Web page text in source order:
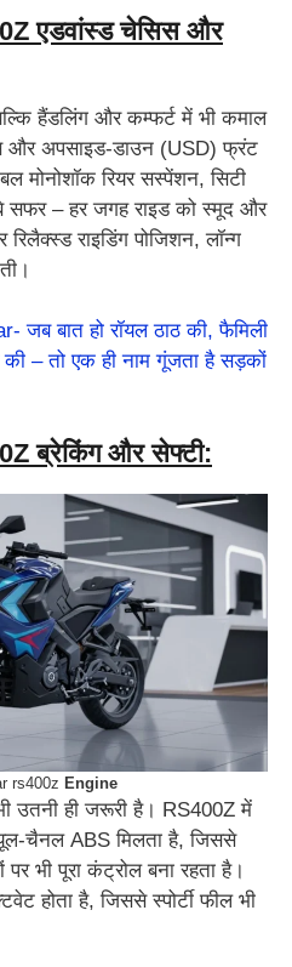
एडवांस्ड चेसिस और
हैंडलिंग और कम्फर्ट में भी कमाल
और अपसाइड-डाउन (USD) फ्रंट
मोनोशॉक रियर सस्पेंशन, सिटी
सफर – हर जगह राइड को स्मूद और
राइडिंग पोजिशन, लॉन्ग
जब बात हो रॉयल ठाठ की, फैमिली
– तो एक ही नाम गूंजता है सड़कों
ब्रेकिंग और सेफ्टी:
rs400z Engine
उतनी ही जरूरी है। RS400Z में
चैनल ABS मिलता है, जिससे
भी पूरा कंट्रोल बना रहता है।
होता है, जिससे स्पोर्टी फील भी